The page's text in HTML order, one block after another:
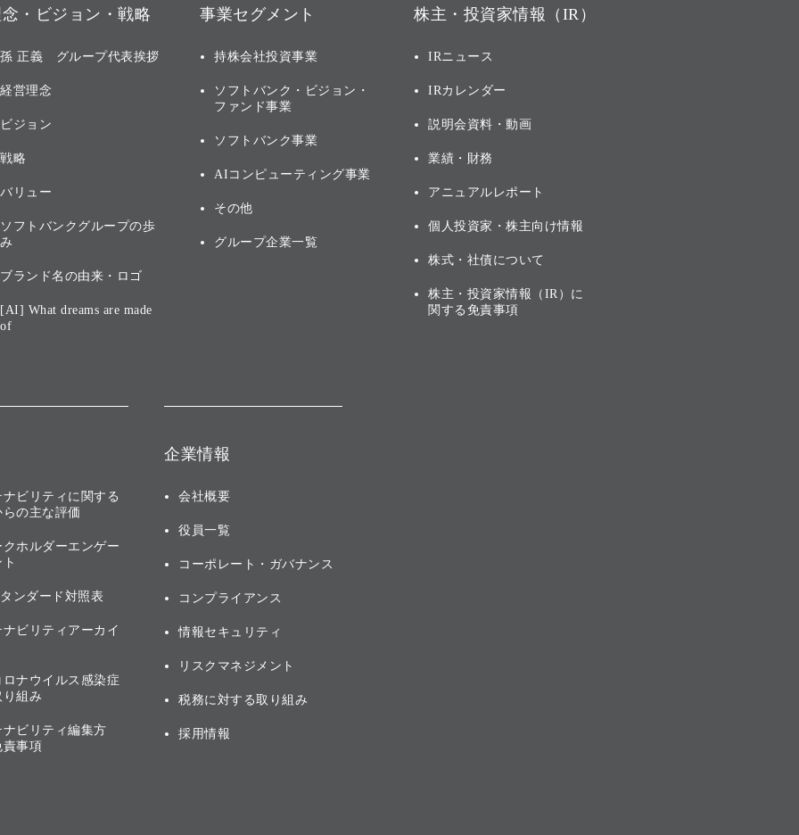
・ビジョン・戦略
孫 正義 グループ代表挨拶
経営理念
ビジョン
戦略
バリュー
ソフトバンクグループの歩
み
ブランド名の由来・ロゴ
[AI] What dreams are made
of
事業セグメント
持株会社投資事業
ソフトバンク・ビジョン・
ファンド事業
ソフトバンク事業
AIコンピューティング事業
その他
グループ企業一覧
株主・投資家情報（IR）
IRニュース
IRカレンダー
説明会資料・動画
業績・財務
アニュアルレポート
個人投資家・株主向け情報
株式・社債について
株主・投資家情報（IR）に
関する免責事項
ビリティに関する
の主な評価
クホルダーエンゲー
ンダード対照表
ビリティアーカイ
ロナウイルス感染症
組み
ナビリティ編集方
事項
企業情報
会社概要
役員一覧
コーポレート・ガバナンス
コンプライアンス
情報セキュリティ
リスクマネジメント
税務に対する取り組み
採用情報